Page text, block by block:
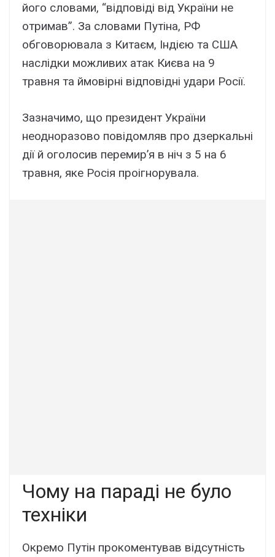
його словами, “відповіді від України не
отримав”. За словами Путіна, РФ
обговорювала з Китаєм, Індією та США
наслідки можливих атак Києва на 9
травня та ймовірні відповідні удари Росії.
Зазначимо, що президент України
неодноразово повідомляв про дзеркальні
дії й оголосив перемир’я в ніч з 5 на 6
травня, яке Росія проігнорувала.
Чому на параді не було
техніки
Окремо Путін прокоментував відсутність